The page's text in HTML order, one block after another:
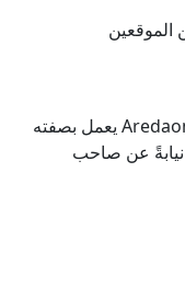
الموقعين
Aredaonline.com (Petitions.com Group Oy) يعمل بصفته
نيابةً عن صاحب